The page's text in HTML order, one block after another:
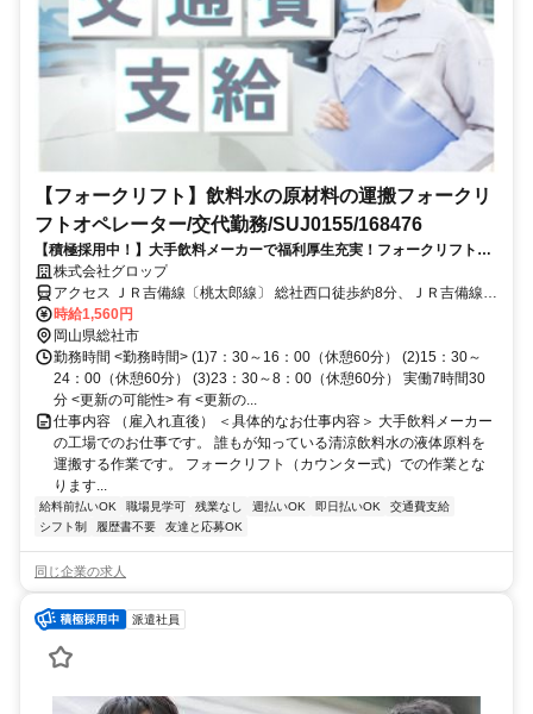
【フォークリフト】飲料水の原材料の運搬フォークリ
フトオペレーター/交代勤務/SUJ0155/168476
【積極採用中！】大手飲料メーカーで福利厚生充実！フォークリフトの
経験が活かせる♪3交替勤務シフト制
株式会社グロップ
アクセス ＪＲ吉備線〔桃太郎線〕 総社西口徒歩約8分、ＪＲ吉備線
〔桃太郎線〕 総社西口徒歩約8分、ＪＲ吉備線〔桃太郎線〕 総社西口
徒歩約8分 JR総社駅から徒歩5分
時給1,560円
岡山県総社市
勤務時間 <勤務時間> (1)7：30～16：00（休憩60分） (2)15：30～
24：00（休憩60分） (3)23：30～8：00（休憩60分） 実働7時間30
分 <更新の可能性> 有 <更新の...
仕事内容 （雇入れ直後） ＜具体的なお仕事内容＞ 大手飲料メーカー
の工場でのお仕事です。 誰もが知っている清涼飲料水の液体原料を
運搬する作業です。 フォークリフト（カウンター式）での作業とな
ります...
給料前払いOK 職場見学可 残業なし 週払いOK 即日払いOK
交通費支給
シフト制
履歴書不要 友達と応募OK
同じ企業の求人
派遣社員